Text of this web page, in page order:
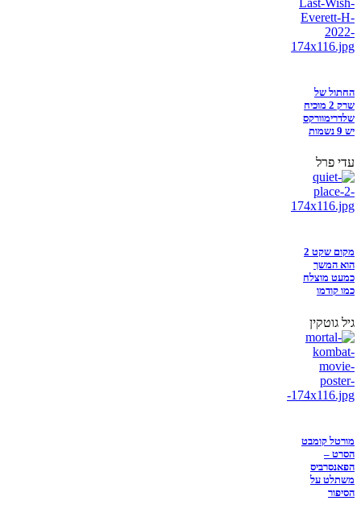
החתול של
שרק 2 מוכיח
שלדרימוורקס
יש 9 נשמות
עדי פרל
מקום שקט 2
הוא המשך
כמעט מוצלח
כמו קודמו
גיל גוטקין
מורטל קומבט
הסרט –
הפאנסרביס
משתלט על
הסיפור